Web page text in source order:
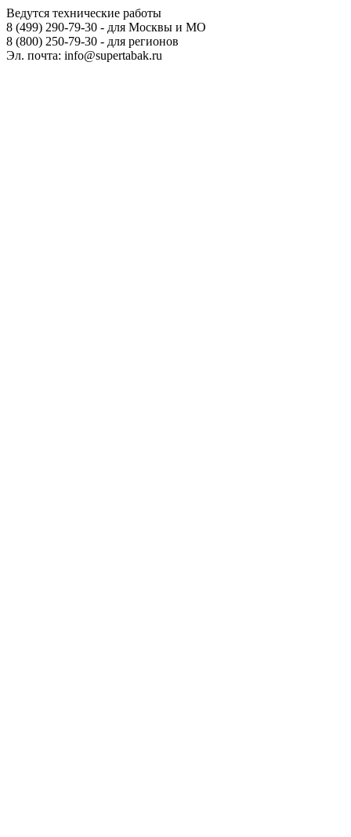
Ведутся технические работы
8 (499) 290-79-30 - для Москвы и МО
8 (800) 250-79-30 - для регионов
Эл. почта: info@supertabak.ru